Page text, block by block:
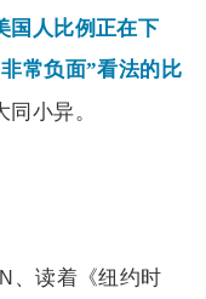
国人比例正在下
常负面”看法的比
小异。
、读着《纽约时